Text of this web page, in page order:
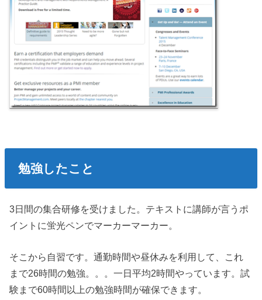
勉強したこと
3日間の集合研修を受けました。テキストに講師が言うポ
イントに蛍光ペンでマーカーマーカー。
そこから自習です。通勤時間や昼休みを利用して、これ
まで26時間の勉強。。。一日平均2時間やっています。試
験まで60時間以上の勉強時間が確保できます。